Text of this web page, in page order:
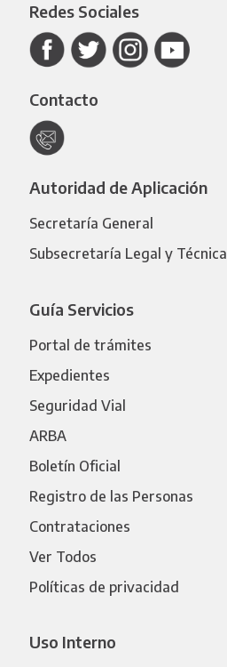
Redes Sociales
Contacto
Autoridad de Aplicación
Secretaría General
Subsecretaría Legal y Técnica
Guía Servicios
Portal de trámites
Expedientes
Seguridad Vial
ARBA
Boletín Oficial
Registro de las Personas
Contrataciones
Ver Todos
Políticas de privacidad
Uso Interno